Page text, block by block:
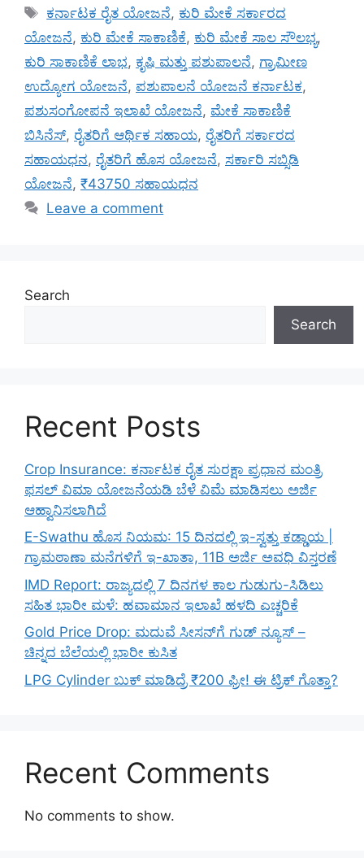
Tags
ಕರ್ನಾಟಕ ರೈತ ಯೋಜನೆ, ಕುರಿ ಮೇಕೆ ಸರ್ಕಾರದ
ಯೋಜನೆ, ಕುರಿ ಮೇಕೆ ಸಾಕಾಣಿಕೆ, ಕುರಿ ಮೇಕೆ ಸಾಲ ಸೌಲಭ್ಯ,
ಕುರಿ ಸಾಕಾಣಿಕೆ ಲಾಭ, ಕೃಷಿ ಮತ್ತು ಪಶುಪಾಲನೆ, ಗ್ರಾಮೀಣ
ಉದ್ಯೋಗ ಯೋಜನೆ, ಪಶುಪಾಲನೆ ಯೋಜನೆ ಕರ್ನಾಟಕ,
ಪಶುಸಂಗೋಪನೆ ಇಲಾಖೆ ಯೋಜನೆ, ಮೇಕೆ ಸಾಕಾಣಿಕೆ
ಬಿಸಿನೆಸ್, ರೈತರಿಗೆ ಆರ್ಥಿಕ ಸಹಾಯ, ರೈತರಿಗೆ ಸರ್ಕಾರದ
ಸಹಾಯಧನ, ರೈತರಿಗೆ ಹೊಸ ಯೋಜನೆ, ಸರ್ಕಾರಿ ಸಬ್ಸಿಡಿ
ಯೋಜನೆ, ₹43750 ಸಹಾಯಧನ
Leave a comment
Search
Search
Recent Posts
Crop Insurance: ಕರ್ನಾಟಕ ರೈತ ಸುರಕ್ಷಾ ಪ್ರಧಾನ ಮಂತ್ರಿ
ಫಸಲ್ ವಿಮಾ ಯೋಜನೆಯಡಿ ಬೆಳೆ ವಿಮೆ ಮಾಡಿಸಲು ಅರ್ಜಿ
ಆಹ್ವಾನಿಸಲಾಗಿದೆ
E-Swathu ಹೊಸ ನಿಯಮ: 15 ದಿನದಲ್ಲಿ ಇ-ಸ್ವತ್ತು ಕಡ್ಡಾಯ |
ಗ್ರಾಮಠಾಣಾ ಮನೆಗಳಿಗೆ ಇ-ಖಾತಾ, 11B ಅರ್ಜಿ ಅವಧಿ ವಿಸ್ತರಣೆ
IMD Report: ರಾಜ್ಯದಲ್ಲಿ 7 ದಿನಗಳ ಕಾಲ ಗುಡುಗು-ಸಿಡಿಲು
ಸಹಿತ ಭಾರೀ ಮಳೆ: ಹವಾಮಾನ ಇಲಾಖೆ ಹಳದಿ ಎಚ್ಚರಿಕೆ
Gold Price Drop: ಮದುವೆ ಸೀಸನ್‌ಗೆ ಗುಡ್ ನ್ಯೂಸ್ –
ಚಿನ್ನದ ಬೆಲೆಯಲ್ಲಿ ಭಾರೀ ಕುಸಿತ
LPG Cylinder ಬುಕ್ ಮಾಡಿದ್ರೆ ₹200 ಫ್ರೀ! ಈ ಟ್ರಿಕ್ ಗೊತ್ತಾ?
Recent Comments
No comments to show.